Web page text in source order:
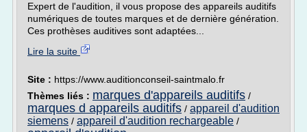
Expert de l'audition, il vous propose des appareils auditifs
numériques de toutes marques et de dernière génération.
Ces prothèses auditives sont adaptées...
Lire la suite
Site : https://www.auditionconseil-saintmalo.fr
Thèmes liés : marques d'appareils auditifs /
marques d appareils auditifs / appareil d'audition
siemens / appareil d'audition rechargeable /